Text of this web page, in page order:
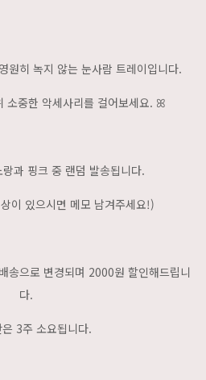
원히 녹지 않는 눈사람 트레이입니다.
소중한 악세사리를 걸어보세요. ꕤ
과 핑크 중 랜덤 발송됩니다.
이 있으시면 메모 남겨주세요!)
송으로 변경되며 2000원 할인해드립니
다.
3주 소요됩니다.